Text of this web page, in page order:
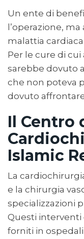
Un ente di
l’operazione,
malattia
Per le cure di cui
sarebbe dovuto
che non poteva
dovuto
Il Centro
Islamic
La
e la chirurgia
specializzazioni
Questi interventi
forniti in